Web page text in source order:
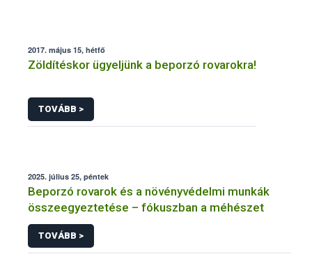
2017. május 15, hétfő
Zöldítéskor ügyeljünk a beporzó rovarokra!
TOVÁBB >
2025. július 25, péntek
Beporzó rovarok és a növényvédelmi munkák
összeegyeztetése – fókuszban a méhészet
TOVÁBB >